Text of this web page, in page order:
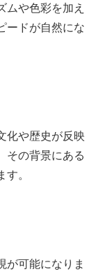
ムや色彩を加え
ードが自然にな
化や歴史が反映
その背景にある
。
が可能になりま